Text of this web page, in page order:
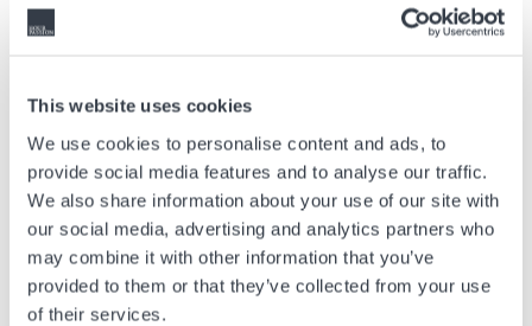
This website uses cookies
We use cookies to personalise content and ads, to
provide social media features and to analyse our traffic.
We also share information about your use of our site with
our social media, advertising and analytics partners who
may combine it with other information that you’ve
provided to them or that they’ve collected from your use
of their services.